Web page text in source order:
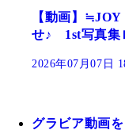
【動画】
せ♪ 1st写真集
2026年07月07日
グラビア動画